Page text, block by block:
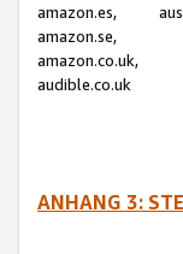
amazon.es,
amazon.se,
amazon.co.uk,
audible.co.uk
ANHANG 3: